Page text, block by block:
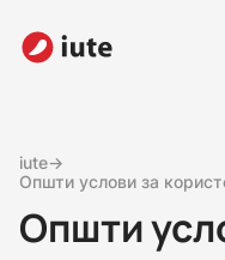
iute→
Општи услови за
Општи